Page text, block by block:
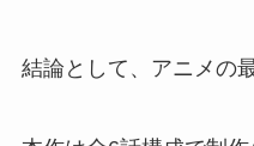
結論として、アニメの